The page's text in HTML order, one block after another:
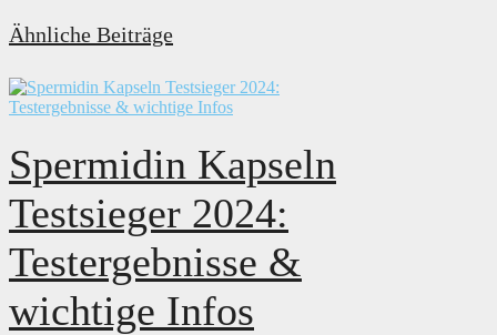
Ähnliche Beiträge
Spermidin Kapseln
Testsieger 2024:
Testergebnisse &
wichtige Infos